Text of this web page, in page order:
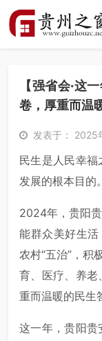
【强省会·这
卷，厚重而温
发表于： 2025
民生是人民幸
发展的根本目的。
2024年，贵阳
能群众美好生活
农村“五治”，积
育、医疗、养
重而温暖的民生
这一年，贵阳贵